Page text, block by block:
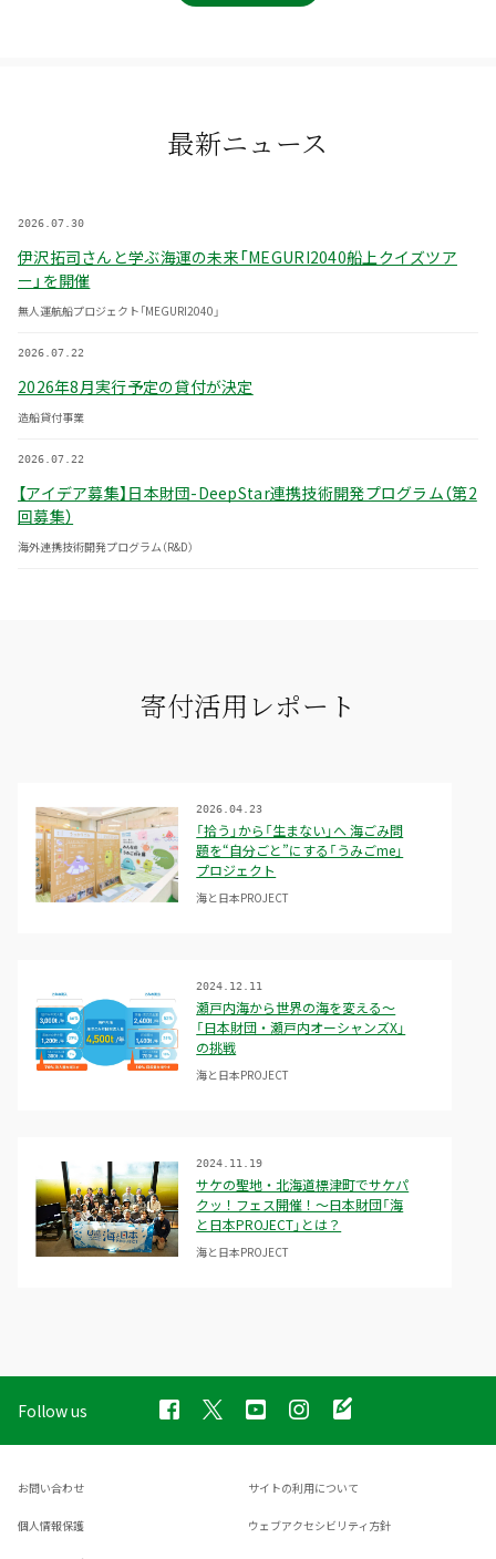
最新ニュース
伊沢拓司さんと学ぶ海運の未来「MEGURI2040船上クイズツア
ー」を開催
2026.07.30
無人運航船プロジェクト「MEGURI2040」
2026年8月実行予定の貸付が決定
2026.07.22
造船貸付事業
【アイデア募集】日本財団-DeepStar連携技術開発プログラム（第2
回募集）
2026.07.22
海外連携技術開発プログラム（R&D）
寄付活用レポート
「拾う」から「生まない」へ 海ごみ問
題を“自分ごと”にする「うみごme」
プロジェクト
2026.04.23
海と日本PROJECT
瀬戸内海から世界の海を変える～
「日本財団・瀬戸内オーシャンズX」
の挑戦
2024.12.11
海と日本PROJECT
サケの聖地・北海道標津町でサケパ
クッ！フェス開催！～日本財団「海
と日本PROJECT」とは？
2024.11.19
海と日本PROJECT
Follow us
お問い合わせ サイトの利用について
個人情報保護 ウェブアクセシビリティ方針